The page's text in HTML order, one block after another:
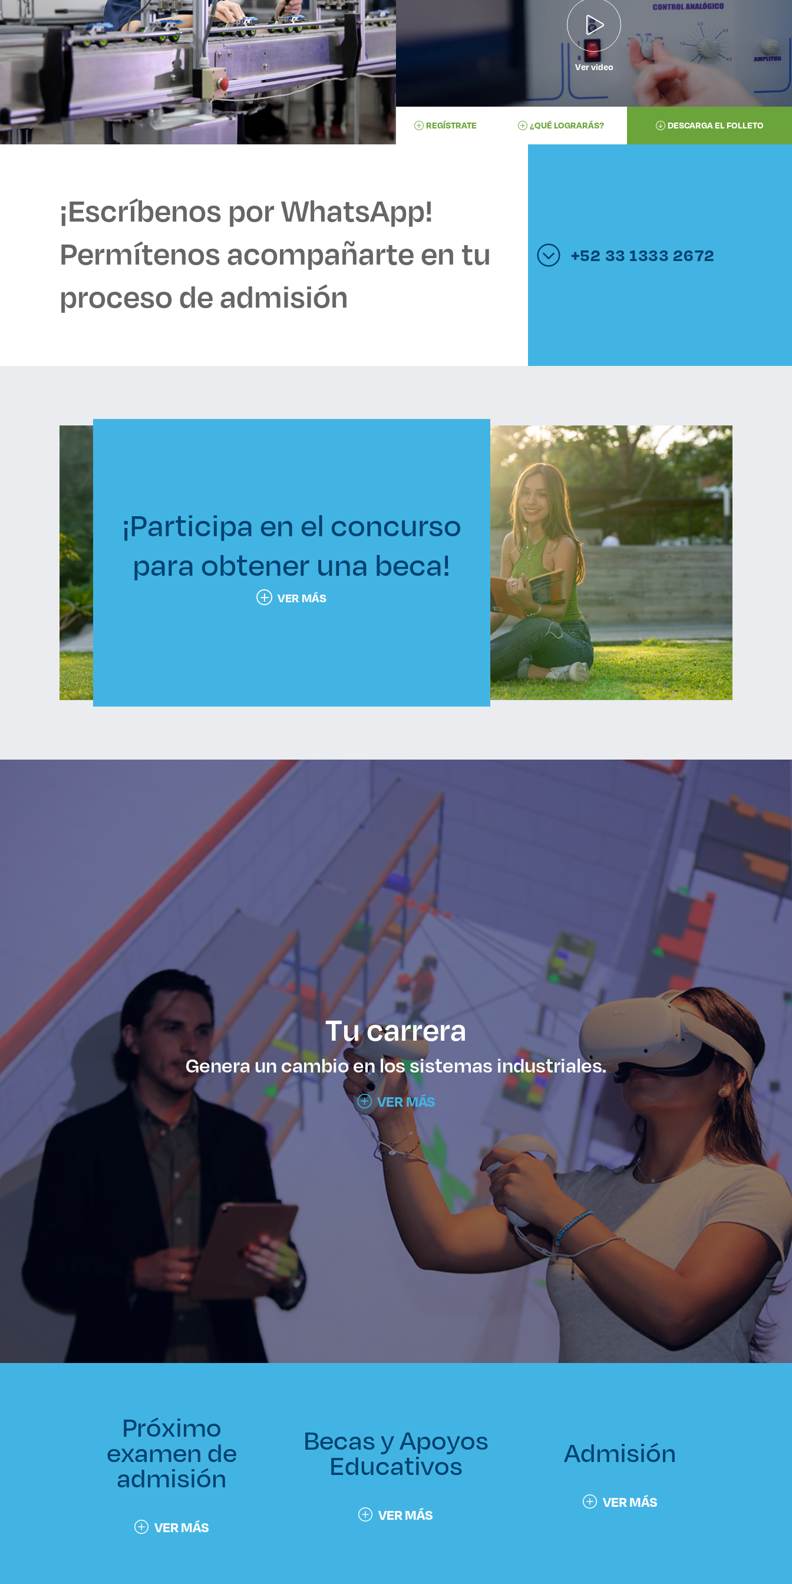
Ver video
REGÍSTRATE ¿QUÉ LOGRARÁS? DESCARGA EL FOLLETO
¡Escríbenos por WhatsApp!
Permítenos acompañarte en tu
proceso de admisión
+52 33 1333 2672
¡Participa en el concurso
para obtener una beca!
VER MÁS
Tu carrera
Genera un cambio en los sistemas industriales.
VER MÁS
Próximo
examen de
admisión
VER MÁS
Becas y Apoyos
Educativos
VER MÁS
Admisión
VER MÁS